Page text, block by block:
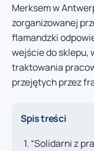
Merksem w
zorganizowanej
flamandzki
wejście do sklepu,
traktowania
przejętych przez
Spis treści
“Solidarni z